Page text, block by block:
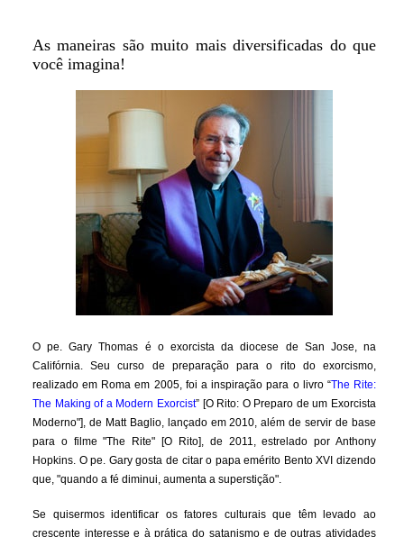
As maneiras são muito mais diversificadas do que
você imagina!
O pe. Gary Thomas é o exorcista da diocese de San Jose, na
Califórnia. Seu curso de preparação para o rito do exorcismo,
realizado em Roma em 2005, foi a inspiração para o livro “The Rite:
The Making of a Modern Exorcist” [O Rito: O Preparo de um Exorcista
Moderno"], de Matt Baglio, lançado em 2010, além de servir de base
para o filme "The Rite" [O Rito], de 2011, estrelado por Anthony
Hopkins. O pe. Gary gosta de citar o papa emérito Bento XVI dizendo
que, "quando a fé diminui, aumenta a superstição".
Se quisermos identificar os fatores culturais que têm levado ao
crescente interesse e à prática do satanismo e de outras atividades